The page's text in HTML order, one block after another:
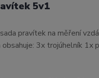
5v1
pravítek na měření
obsahuje: 3x trojúhelník 1x